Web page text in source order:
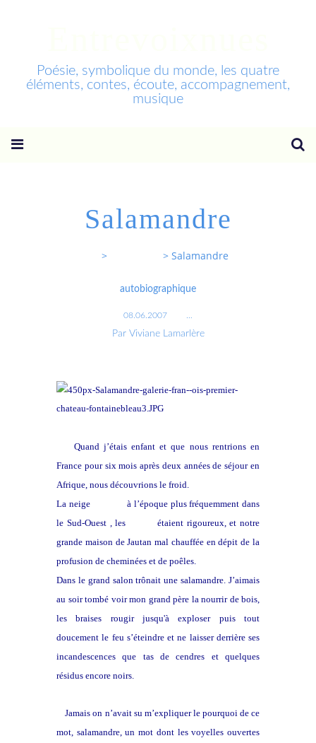
Poésie, symbolique du monde, les quatre
éléments, contes, écoute, accompagnement,
musique
Salamandre
> > Salamandre
autobiographique
08.06.2007
Par Viviane Lamarlère
Quand j’étais enfant et que nous rentrions en
France pour six mois après deux années de séjour en
Afrique, nous découvrions le froid.
La neige
à l’époque plus fréquemment dans
le Sud-Ouest , les
étaient rigoureux, et notre
grande maison de Jautan mal chauffée en dépit de la
profusion de cheminées et de poêles.
Dans le grand salon trônait une salamandre. J’aimais
au soir tombé voir mon grand père la nourrir de bois,
les braises rougir jusqu'à exploser puis tout
doucement le feu s’éteindre et ne laisser derrière ses
incandescences que tas de cendres et quelques
résidus encore noirs.
Jamais on n’avait su m’expliquer le pourquoi de ce
mot, salamandre, un mot dont les voyelles ouvertes